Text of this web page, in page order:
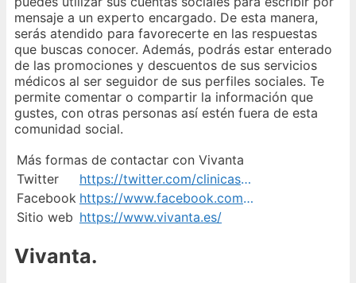
mensaje a un experto encargado. De esta manera,
serás atendido para favorecerte en las respuestas
que buscas conocer. Además, podrás estar enterado
de las promociones y descuentos de sus servicios
médicos al ser seguidor de sus perfiles sociales. Te
permite comentar o compartir la información que
gustes, con otras personas así estén fuera de esta
comunidad social.
Más formas de contactar con Vivanta
Twitter
https://twitter.com/clinicasvivanta
Facebook
https://www.facebook.com/ClinicasVivanta/
Sitio web https://www.vivanta.es/
Vivanta.